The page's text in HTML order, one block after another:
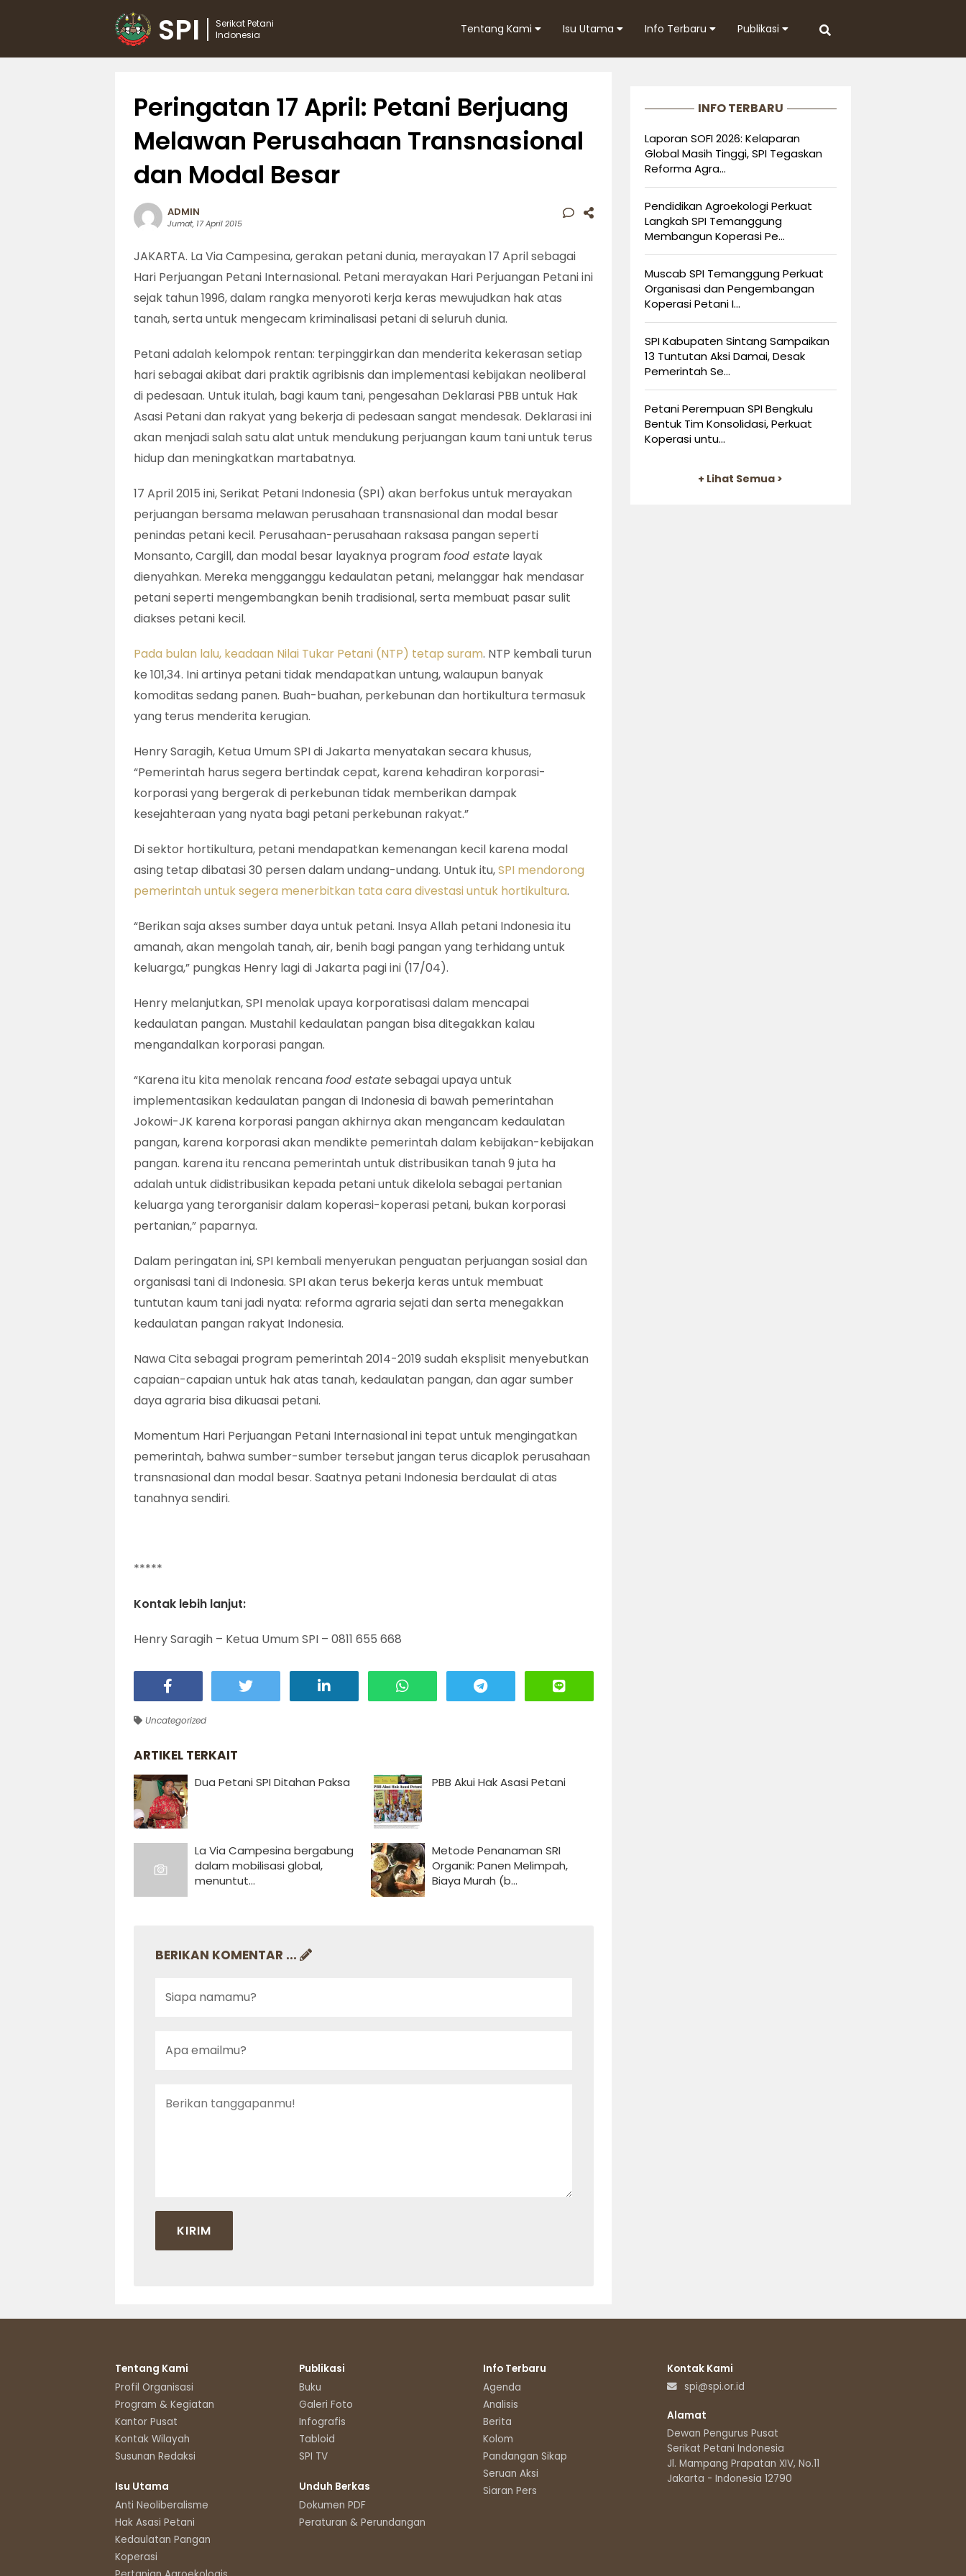
SPI
Serikat Petani
Indonesia
Tentang Kami Isu Utama Info Terbaru Publikasi
Peringatan 17 April: Petani Berjuang
Melawan Perusahaan Transnasional
dan Modal Besar
ADMIN
Jumat, 17 April 2015
JAKARTA. La Via Campesina, gerakan petani dunia, merayakan 17 April sebagai
Hari Perjuangan Petani Internasional. Petani merayakan Hari Perjuangan Petani ini
sejak tahun 1996, dalam rangka menyoroti kerja keras mewujudkan hak atas
tanah, serta untuk mengecam kriminalisasi petani di seluruh dunia.
Petani adalah kelompok rentan: terpinggirkan dan menderita kekerasan setiap
hari sebagai akibat dari praktik agribisnis dan implementasi kebijakan neoliberal
di pedesaan. Untuk itulah, bagi kaum tani, pengesahan Deklarasi PBB untuk Hak
Asasi Petani dan rakyat yang bekerja di pedesaan sangat mendesak. Deklarasi ini
akan menjadi salah satu alat untuk mendukung perjuangan kaum tani untuk terus
hidup dan meningkatkan martabatnya.
17 April 2015 ini, Serikat Petani Indonesia (SPI) akan berfokus untuk merayakan
perjuangan bersama melawan perusahaan transnasional dan modal besar
penindas petani kecil. Perusahaan-perusahaan raksasa pangan seperti
Monsanto, Cargill, dan modal besar layaknya programfood estatelayak
dienyahkan. Mereka mengganggu kedaulatan petani, melanggar hak mendasar
petani seperti mengembangkan benih tradisional, serta membuat pasar sulit
diakses petani kecil.
Pada bulan lalu, keadaan Nilai Tukar Petani (NTP) tetap suram. NTP kembali turun
ke 101,34. Ini artinya petani tidak mendapatkan untung, walaupun banyak
komoditas sedang panen. Buah-buahan, perkebunan dan hortikultura termasuk
yang terus menderita kerugian.
Henry Saragih, Ketua Umum SPI di Jakarta menyatakan secara khusus,
“Pemerintah harus segera bertindak cepat, karena kehadiran korporasi-
korporasi yang bergerak di perkebunan tidak memberikan dampak
kesejahteraan yang nyata bagi petani perkebunan rakyat.”
Di sektor hortikultura, petani mendapatkan kemenangan kecil karena modal
asing tetap dibatasi 30 persen dalam undang-undang. Untuk itu,SPI mendorong
pemerintah untuk segera menerbitkan tata cara divestasi untuk hortikultura.
“Berikan saja akses sumber daya untuk petani. Insya Allah petani Indonesia itu
amanah, akan mengolah tanah, air, benih bagi pangan yang terhidang untuk
keluarga,” pungkas Henry lagi di Jakarta pagi ini (17/04).
Henry melanjutkan, SPI menolak upaya korporatisasi dalam mencapai
kedaulatan pangan. Mustahil kedaulatan pangan bisa ditegakkan kalau
mengandalkan korporasi pangan.
“Karena itu kita menolak rencanafood estatesebagai upaya untuk
implementasikan kedaulatan pangan di Indonesia di bawah pemerintahan
Jokowi-JK karena korporasi pangan akhirnya akan mengancam kedaulatan
pangan, karena korporasi akan mendikte pemerintah dalam kebijakan-kebijakan
pangan. karena itu rencana pemerintah untuk distribusikan tanah 9 juta ha
adalah untuk didistribusikan kepada petani untuk dikelola sebagai pertanian
keluarga yang terorganisir dalam koperasi-koperasi petani, bukan korporasi
pertanian,” paparnya.
Dalam peringatan ini, SPI kembali menyerukan penguatan perjuangan sosial dan
organisasi tani di Indonesia. SPI akan terus bekerja keras untuk membuat
tuntutan kaum tani jadi nyata: reforma agraria sejati dan serta menegakkan
kedaulatan pangan rakyat Indonesia.
Nawa Cita sebagai program pemerintah 2014-2019 sudah eksplisit menyebutkan
capaian-capaian untuk hak atas tanah, kedaulatan pangan, dan agar sumber
daya agraria bisa dikuasai petani.
Momentum Hari Perjuangan Petani Internasional ini tepat untuk mengingatkan
pemerintah, bahwa sumber-sumber tersebut jangan terus dicaplok perusahaan
transnasional dan modal besar. Saatnya petani Indonesia berdaulat di atas
tanahnya sendiri.
*****
Kontak lebih lanjut:
Henry Saragih – Ketua Umum SPI – 0811 655 668
Uncategorized
ARTIKEL TERKAIT
Dua Petani SPI Ditahan Paksa
La Via Campesina bergabung
dalam mobilisasi global,
menuntut...
PBB Akui Hak Asasi Petani
Metode Penanaman SRI
Organik: Panen Melimpah,
Biaya Murah (b...
BERIKAN KOMENTAR ...
INFO TERBARU
Laporan SOFI 2026: Kelaparan
Global Masih Tinggi, SPI Tegaskan
Reforma Agra...
Pendidikan Agroekologi Perkuat
Langkah SPI Temanggung
Membangun Koperasi Pe...
Muscab SPI Temanggung Perkuat
Organisasi dan Pengembangan
Koperasi Petani I...
SPI Kabupaten Sintang Sampaikan
13 Tuntutan Aksi Damai, Desak
Pemerintah Se...
Petani Perempuan SPI Bengkulu
Bentuk Tim Konsolidasi, Perkuat
Koperasi untu...
+ Lihat Semua >
Tentang Kami
Profil Organisasi
Program & Kegiatan
Kantor Pusat
Kontak Wilayah
Susunan Redaksi
Isu Utama
Anti Neoliberalisme
Hak Asasi Petani
Kedaulatan Pangan
Koperasi
Publikasi
Buku
Galeri Foto
Infografis
Tabloid
SPI TV
Unduh Berkas
Dokumen PDF
Peraturan & Perundangan
Info Terbaru
Agenda
Analisis
Berita
Kolom
Pandangan Sikap
Seruan Aksi
Siaran Pers
Kontak Kami
spi@spi.or.id
Alamat
Dewan Pengurus Pusat
Serikat Petani Indonesia
Jl. Mampang Prapatan XIV, No.11
Jakarta - Indonesia 12790